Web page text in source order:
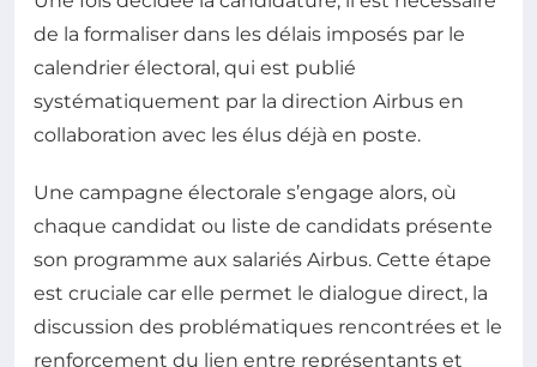
de la formaliser dans les délais imposés par le
calendrier électoral, qui est publié
systématiquement par la direction Airbus en
collaboration avec les élus déjà en poste.
Une campagne électorale s’engage alors, où
chaque candidat ou liste de candidats présente
son programme aux salariés Airbus. Cette étape
est cruciale car elle permet le dialogue direct, la
discussion des problématiques rencontrées et le
renforcement du lien entre représentants et